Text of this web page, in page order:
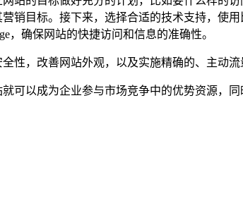
销目标。接下来，选择合适的技术支持，使
，确保网站的快捷访问和信息的准确性。
性，改善网站外观，以及实施精确的、主动
可以成为企业参与市场竞争中的优势资源，